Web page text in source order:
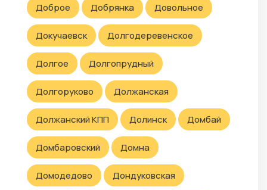
Доброе Добрянка Довольное
Докучаевск Долгодеревенское
Долгое Долгопрудный
Долгоруково Должанская
Должанский КПП Долинск Домбай
Домбаровский Домна
Домодедово Дондуковская